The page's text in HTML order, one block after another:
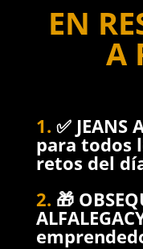
EN
A
1. ✅ JEANS
para todos
retos del
2. 🎁